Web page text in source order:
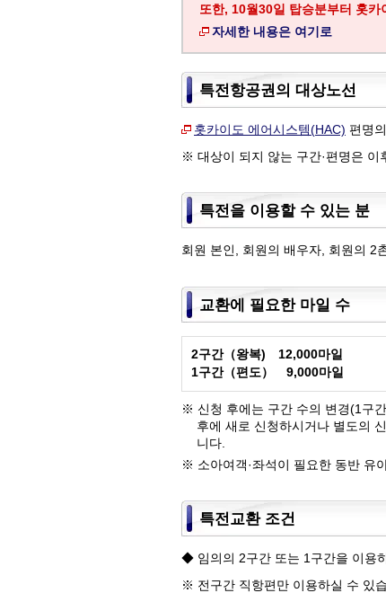
또한, 10월30일 탑승분부터 홋
자세한 내용은 여기로
특전항공권의 대상노선
홋카이도 에어시스템(HAC) 편명
※ 대상이 되지 않는 구간·편명은 이
특전을 이용할 수 있는 분
회원 본인, 회원의 배우자, 회원의 2
교환에 필요한 마일 수
2구간（왕복) 12,000마일
1구간（편도） 9,000마일
※ 신청 후에는 구간 수의 변경(1구
후에 새로 신청하시거나 별도의
니다.
※ 소아여객·좌석이 필요한 동반 유
특전교환 조건
◆ 임의의 2구간 또는 1구간을 이용
※ 전구간 직항편만 이용하실 수 있